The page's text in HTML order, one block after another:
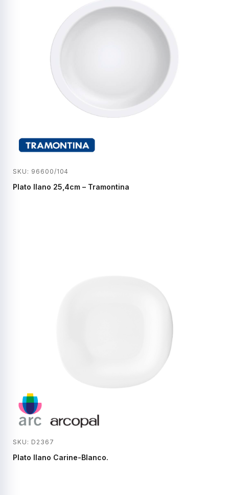
SKU: 96600/104
Plato llano 25,4cm – Tramontina
SKU: D2367
Plato llano Carine-Blanco.